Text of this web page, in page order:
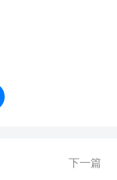
下一篇